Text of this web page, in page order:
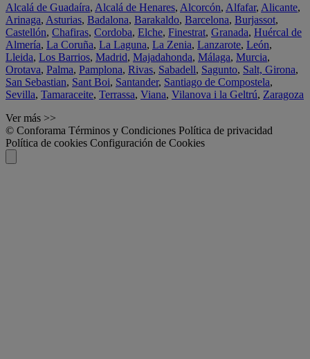
Alcalá de Guadaíra, Alcalá de Henares, Alcorcón, Alfafar, Alicante,
Arinaga, Asturias, Badalona, Barakaldo, Barcelona, Burjassot,
Castellón, Chafiras, Cordoba, Elche, Finestrat, Granada, Huércal de
Almería, La Coruña, La Laguna, La Zenia, Lanzarote, León,
Lleida, Los Barrios, Madrid, Majadahonda, Málaga, Murcia,
Orotava, Palma, Pamplona, Rivas, Sabadell, Sagunto, Salt, Girona,
San Sebastian, Sant Boi, Santander, Santiago de Compostela,
Sevilla, Tamaraceite, Terrassa, Viana, Vilanova i la Geltrú, Zaragoza
Ver más >>
© Conforama Términos y Condiciones Política de privacidad
Política de cookies Configuración de Cookies